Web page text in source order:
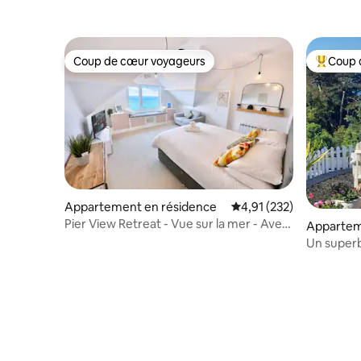
Coup de cœur voyageurs
Coup de cœur voyageurs
Appartement en résidence Évaluation moyenne
4,91 (232)
Pier View Retreat - Vue sur la mer - Avec
Coups
Coup
Un